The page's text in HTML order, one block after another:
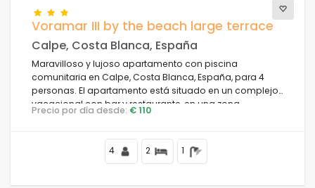
Voramar III by the beach large terrace
Calpe, Costa Blanca, España
Maravilloso y lujoso apartamento con piscina
comunitaria en Calpe, Costa Blanca, España, para 4
personas. El apartamento está situado en un complejo
vacacional con bar y restaurante, en una zona
residencial de playa, cerca de tiendas y
del mar Mediterráneo.
Precio por día desde: € 110
4 2 1